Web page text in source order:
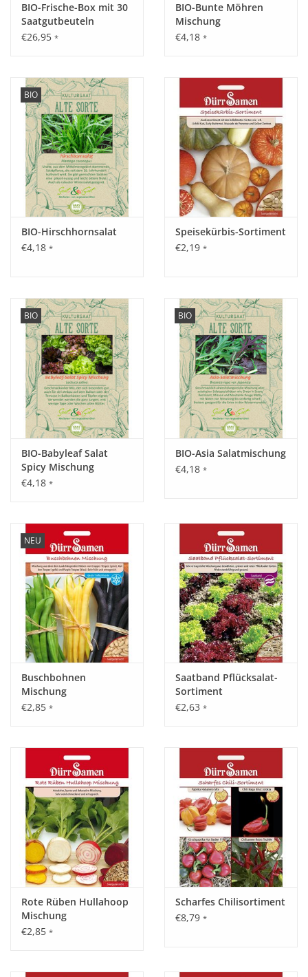
BIO-Frische-Box mit 30
Saatgutbeuteln
€26,95 *
BIO-Bunte Möhren
Mischung
€4,18 *
BIO
BIO-Hirschhornsalat
€4,18 *
Speisekürbis-Sortiment
€2,19 *
BIO
BIO-Babyleaf Salat
Spicy Mischung
€4,18 *
BIO
BIO-Asia Salatmischung
€4,18 *
NEU
Buschbohnen
Mischung
€2,85 *
Saatband Pflücksalat-
Sortiment
€2,63 *
Rote Rüben Hullahoop
Mischung
€2,85 *
Scharfes Chilisortiment
€8,79 *